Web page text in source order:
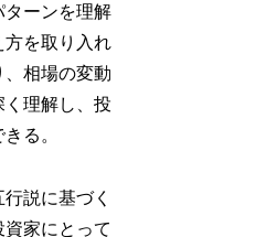
ターンを理解
方を取り入れ
、相場の変動
理解し、投
る。
説に基づく
家にとって